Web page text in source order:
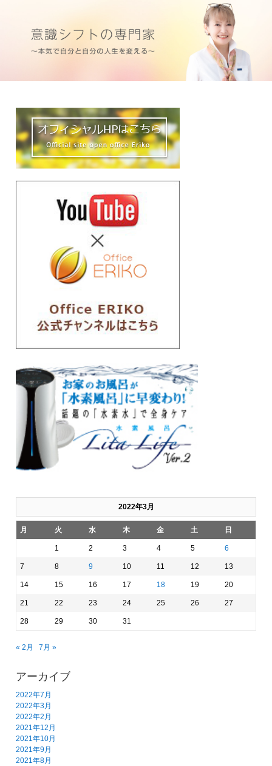
2022年3月
月 火 水 木 金 土 日
1 2 3 4 5 6
7 8 9 10 11 12 13
14 15 16 17 18 19 20
21 22 23 24 25 26 27
28 29 30 31
« 2月 7月 »
アーカイブ
2022年7月
2022年3月
2022年2月
2021年12月
2021年10月
2021年9月
2021年8月